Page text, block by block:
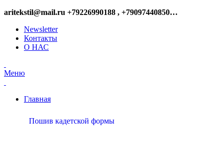
aritekstil@mail.ru +79226990188 , +79097440850…
Newsletter
Контакты
О НАС
Меню
Главная
Пошив кадетской формы